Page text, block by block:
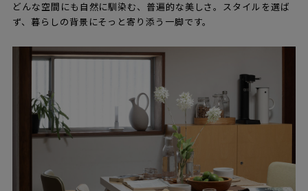
どんな空間にも自然に馴染む、普遍的な美しさ。スタイルを選ば
ず、暮らしの背景にそっと寄り添う一脚です。